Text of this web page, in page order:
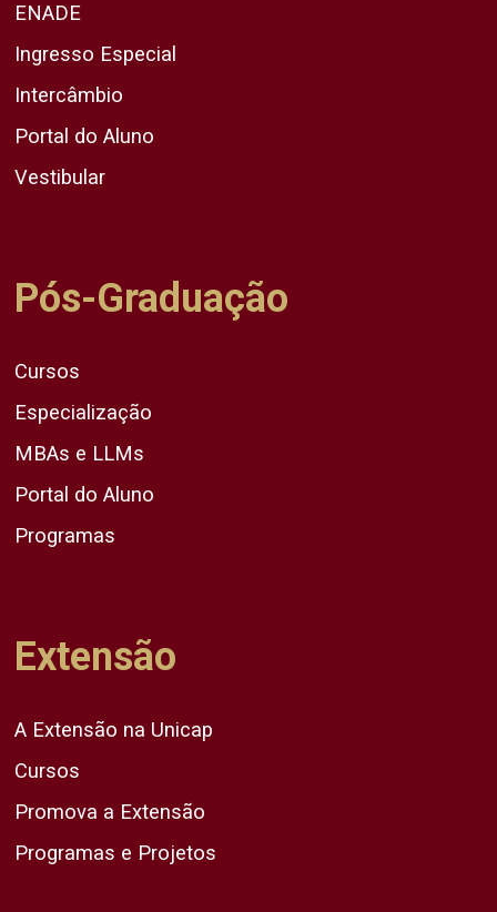
ENADE
Ingresso Especial
Intercâmbio
Portal do Aluno
Vestibular
Pós-Graduação
Cursos
Especialização
MBAs e LLMs
Portal do Aluno
Programas
Extensão
A Extensão na Unicap
Cursos
Promova a Extensão
Programas e Projetos